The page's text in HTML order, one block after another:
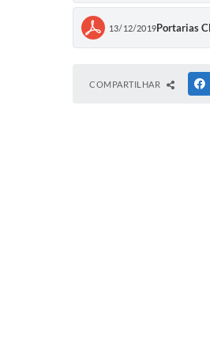
13/12/2019Portarias
COMPARTILHAR